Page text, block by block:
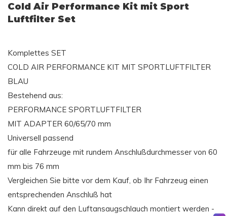
Cold Air Performance Kit mit Sport
Luftfilter Set
Komplettes SET
COLD AIR PERFORMANCE KIT MIT SPORTLUFTFILTER
BLAU
Bestehend aus:
PERFORMANCE SPORTLUFTFILTER
MIT ADAPTER 60/65/70 mm
Universell passend
für alle Fahrzeuge mit rundem Anschlußdurchmesser von 60
mm bis 76 mm
Vergleichen Sie bitte vor dem Kauf, ob Ihr Fahrzeug einen
entsprechenden Anschluß hat
Kann direkt auf den Luftansaugschlauch montiert werden -